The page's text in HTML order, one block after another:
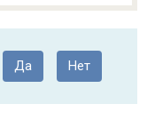
Да Нет